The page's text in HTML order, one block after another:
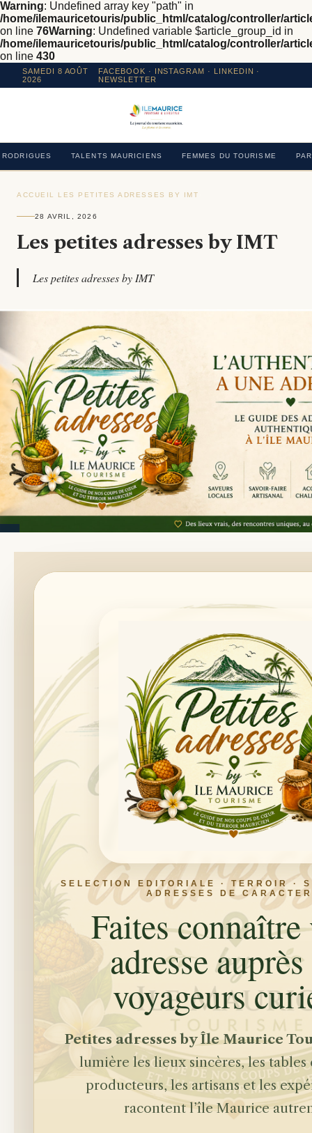
Warning: Undefined array key "path" in
/home/ilemauricetouris/public_html/catalog/controller/
on line 76Warning: Undefined variable $article_group_id in
/home/ilemauricetouris/public_html/catalog/controller/
on line 430
SAMEDI 8 AOÛT
2026
FACEBOOK · INSTAGRAM · LINKEDIN ·
NEWSLETTER
RODRIGUES TALENTS MAURICIENS FEMMES DU TOURISME
ACCUEIL LES PETITES ADRESSES BY IMT
28 AVRIL, 2026
Les petites adresses by IMT
Les petites adresses by IMT
SELECTION EDITORIALE · TERROIR ·
ADRESSES DE
Faites connaître
adresse
voyageurs
Petites adresses by Île Maurice
lumière les lieux sincères, les
producteurs, les artisans et les
racontent l’île Maurice